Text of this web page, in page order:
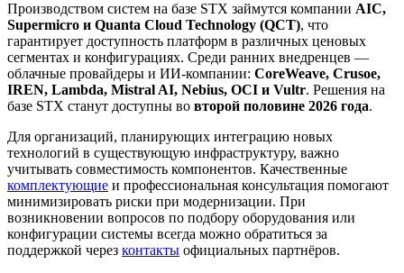
Производством систем на базе STX займутся компании AIC,
Supermicro и Quanta Cloud Technology (QCT), что
гарантирует доступность платформ в различных ценовых
сегментах и конфигурациях. Среди ранних внедренцев —
облачные провайдеры и ИИ-компании: CoreWeave, Crusoe,
IREN, Lambda, Mistral AI, Nebius, OCI и Vultr. Решения на
базе STX станут доступны во второй половине 2026 года.
Для организаций, планирующих интеграцию новых
технологий в существующую инфраструктуру, важно
учитывать совместимость компонентов. Качественные
комплектующие и профессиональная консультация помогают
минимизировать риски при модернизации. При
возникновении вопросов по подбору оборудования или
конфигурации системы всегда можно обратиться за
поддержкой через контакты официальных партнёров.